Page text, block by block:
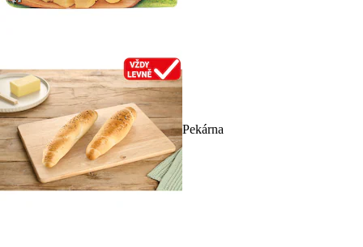
Pekárna